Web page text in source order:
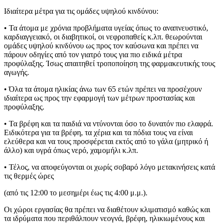
Ιδιαίτερα μέτρα για τις ομάδες υψηλού κινδύνου:
• Τα άτομα με χρόνια προβλήματα υγείας όπως το αναπνευστικό,
καρδιαγγειακό, οι διαβητικοί, οι νεφροπαθείς κ.λπ. θεωρούνται
ομάδες υψηλού κινδύνου ως προς τον καύσωνα και πρέπει να
πάρουν οδηγίες από τον γιατρό τους για πιο ειδικά μέτρα
προφύλαξης. Ίσως απαιτηθεί τροποποίηση της φαρμακευτικής τους
αγωγής.
• Όλα τα άτομα ηλικίας άνω των 65 ετών πρέπει να προσέχουν
ιδιαίτερα ως προς την εφαρμογή των μέτρων προστασίας και
προφύλαξης.
• Τα βρέφη και τα παιδιά να ντύνονται όσο το δυνατόν πιο ελαφρά.
Ειδικότερα για τα βρέφη, τα χέρια και τα πόδια τους να είναι
ελεύθερα και να τους προσφέρεται εκτός από το γάλα (μητρικό ή
άλλο) και υγρά όπως νερό, χαμομήλι κ.λπ.
• Τέλος, να αποφεύγονται οι χωρίς σοβαρό λόγο μετακινήσεις κατά
τις θερμές ώρες
(από τις 12:00 το μεσημέρι έως τις 4:00 μ.μ.).
Οι χώροι εργασίας θα πρέπει να διαθέτουν κλιματισμό καθώς και
τα ιδρύματα που περιθάλπουν νεογνά, βρέφη, ηλικιωμένους και